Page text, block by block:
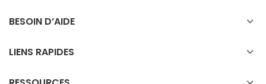
BESOIN D’AIDE
LIENS RAPIDES